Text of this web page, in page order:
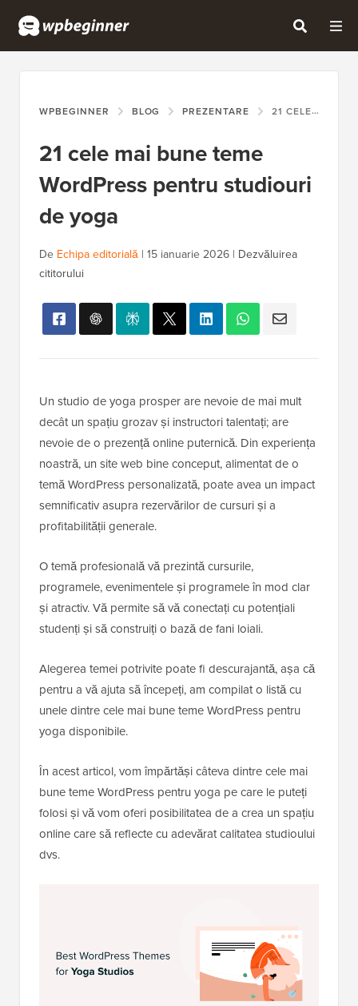
WPBEGINNER BLOG PREZENTARE 21 CELE MAI BUNE TEME WORDPRESS PENTRU STUDIOURI DE YOGA
21 cele mai bune teme
WordPress pentru studiouri
de yoga
De Echipa editorială | 15 ianuarie 2026 | Dezvăluirea
cititorului
Un studio de yoga prosper are nevoie de mai mult
decât un spațiu grozav și instructori talentați; are
nevoie de o prezență online puternică. Din experiența
noastră, un site web bine conceput, alimentat de o
temă WordPress personalizată, poate avea un impact
semnificativ asupra rezervărilor de cursuri și a
profitabilității generale.
O temă profesională vă prezintă cursurile,
programele, evenimentele și programele în mod clar
și atractiv. Vă permite să vă conectați cu potențiali
studenți și să construiți o bază de fani loiali.
Alegerea temei potrivite poate fi descurajantă, așa că
pentru a vă ajuta să începeți, am compilat o listă cu
unele dintre cele mai bune teme WordPress pentru
yoga disponibile.
În acest articol, vom împărtăși câteva dintre cele mai
bune teme WordPress pentru yoga pe care le puteți
folosi și vă vom oferi posibilitatea de a crea un spațiu
online care să reflecte cu adevărat calitatea studioului
dvs.